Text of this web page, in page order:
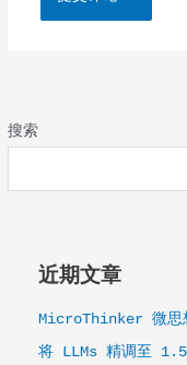
搜索
近期文章
MicroThinker 微思
将 LLMs 精调至